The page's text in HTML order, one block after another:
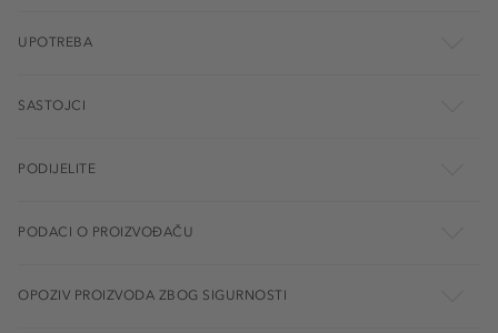
UPOTREBA
SASTOJCI
PODIJELITE
PODACI O PROIZVOĐAČU
OPOZIV PROIZVODA ZBOG SIGURNOSTI